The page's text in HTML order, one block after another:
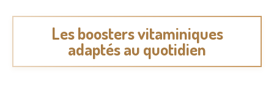
Les boosters vitaminiques
adaptés au quotidien